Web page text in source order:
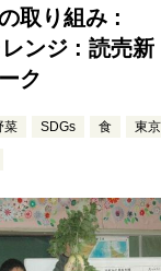
取り組み :
ンジ : 読売新
ク
菜 SDGs 食 東京